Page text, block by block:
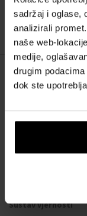
sadržaj i oglase,
analizirali
naše web-
medije,
drugim
dok ste
O NAMA
O nama
OBRAZAC ZA KONTAKT
Sustav vjernosti